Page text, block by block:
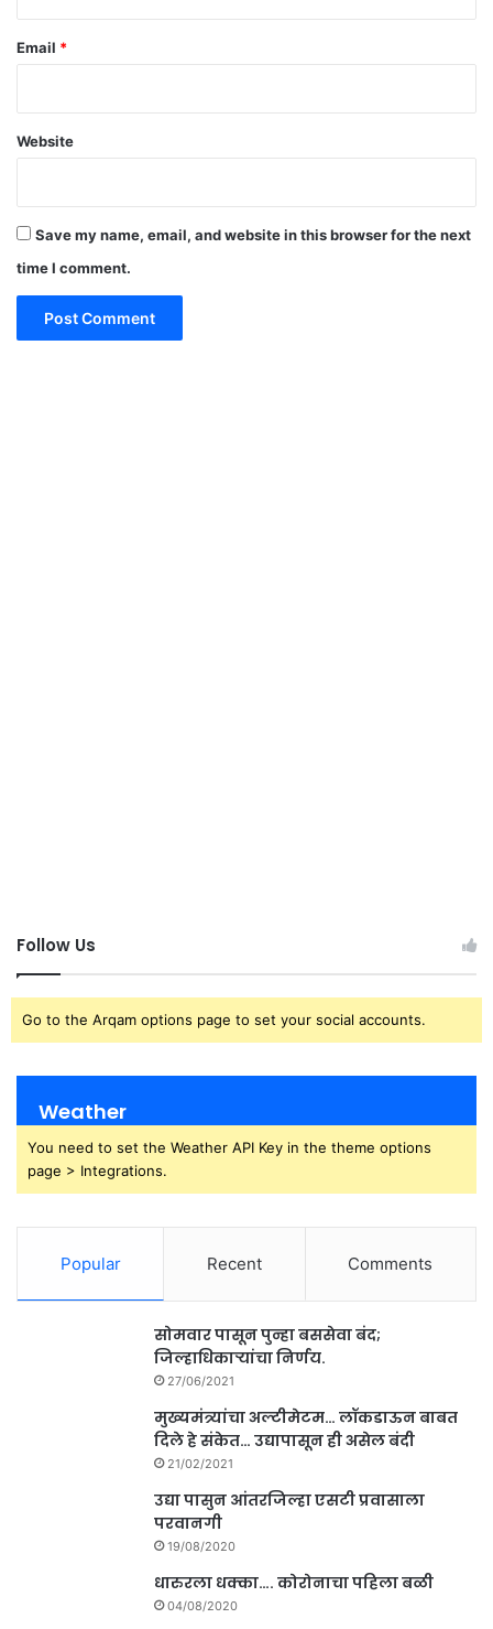
Email *
Website
Save my name, email, and website in this browser for the next
time I comment.
Follow Us
Go to the Arqam options page to set your social accounts.
Weather
You need to set the Weather API Key in the theme options
page > Integrations.
Popular Recent Comments
सोमवार पासून पुन्हा बससेवा बंद;
जिल्हाधिकाऱ्यांचा निर्णय.
27/06/2021
मुख्यमंत्र्यांचा अल्टीमेटम… लॉकडाऊन बाबत
दिले हे संकेत… उद्यापासून ही असेल बंदी
21/02/2021
उद्या पासुन आंतरजिल्हा एसटी प्रवासाला
परवानगी
19/08/2020
धारुरला धक्का…. कोरोनाचा पहिला बळी
04/08/2020